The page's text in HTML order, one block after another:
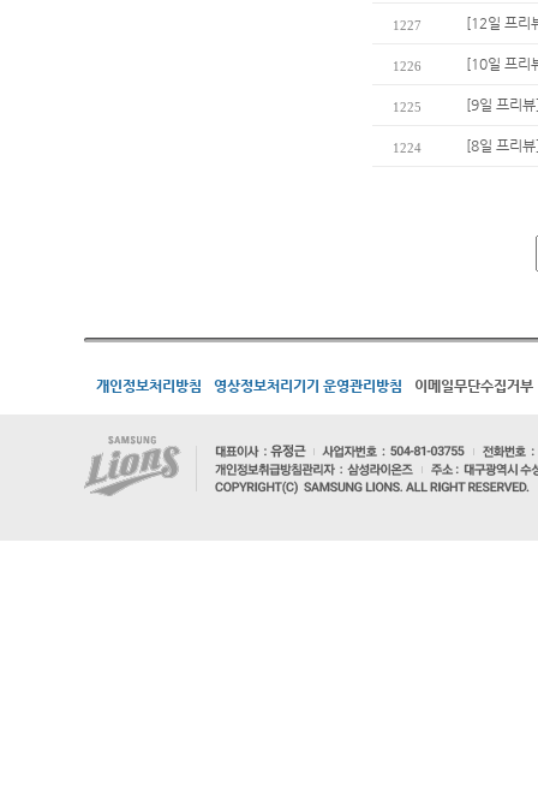
1227 [12일 프리
1226 [10일 프리
1225 [9일 프리
1224 [8일 프리
개인정보처리방침 영상정보처리기기 운영관리방침 이메일무단수집거부